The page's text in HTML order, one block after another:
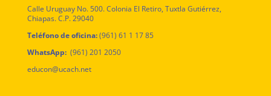
Calle Uruguay No. 500. Colonia El Retiro, Tuxtla Gutiérrez,
Chiapas. C.P. 29040
Teléfono de oficina:(961) 61 1 17 85
WhatsApp:(961) 201 2050
educon@ucach.net